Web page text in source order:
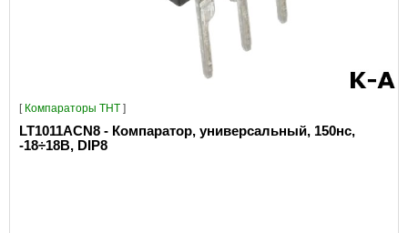
[ Компараторы THT ]
LT1011ACN8 - Компаратор, универсальный, 150нс,
-18÷18В, DIP8